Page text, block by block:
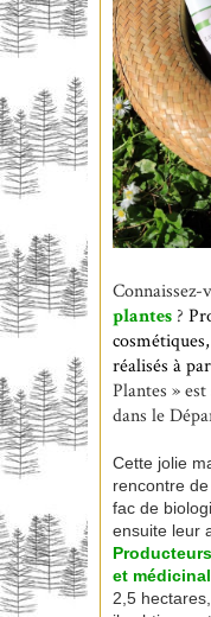
plantes ?
réalisés à
Plantes »
dans le
Cette jolie
rencontre
fac de
ensuite leur
et
2,5